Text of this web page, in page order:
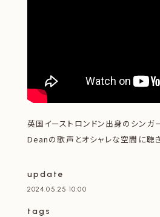
英国イーストロンドン出身のシンガ
Deanの歌声とオシャレな空間に聴
update
2024.05.25 10:00
tags